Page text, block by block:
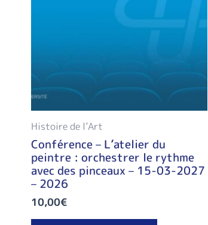
Histoire de l’Art
Conférence – L’atelier du
peintre : orchestrer le rythme
avec des pinceaux – 15-03-2027
– 2026
10,00€